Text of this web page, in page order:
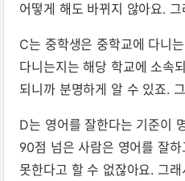
어떻게 해도 바뀌지 않아요.
C는 중학생은 중학교에 다니
다니는지는 해당 학교에 소속
되니까 분명하게 알 수 있죠.
D는 영어를 잘한다는 기준이
90점 넘은 사람은 영어를 잘
못한다고 할 수 없잖아요. 그